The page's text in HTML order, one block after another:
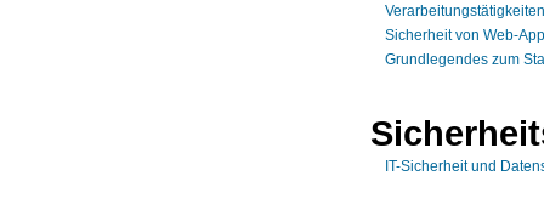
Sicherheit von Web-
Grundlegendes zum
IT-Sicherheit und